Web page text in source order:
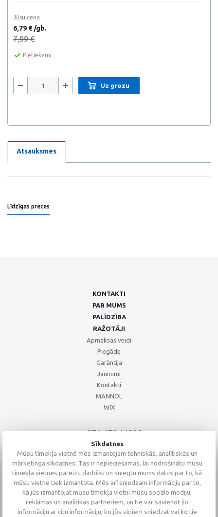
Jūsu cena
6,79 € /gb.
7,99 €
Pietiekami
Uz grozu
Atsauksmes
Līdzīgas preces
KONTAKTI
PAR MUMS
PALĪDZĪBA
RAŽOTĀJI
Apmaksas veidi
Piegāde
Garāntija
Jaunumi
Kontakti
MANNOL
WIX
+371 67244008
+371 67271055
+371 26002793
Sīkdatnes
Mūsu tīmekļa vietnē mēs izmantojam tehniskās, analītiskās un
mārketinga sīkdatnes. Tās ir nepieciešamas, lai nodrošinātu mūsu
tīmekļa vietnes pareizu darbību un sniegtu mums datus par to, kā
mūsu vietne tiek izmantota. Mēs arī sniedzam informāciju par to,
kā jūs izmantojat mūsu tīmekļa vietni mūsu sociālo mediju,
reklāmas un analītikas partneriem, un tie var savienot šo
informāciju ar citu informāciju, ko jūs viņiem sniedzat vai ko tie